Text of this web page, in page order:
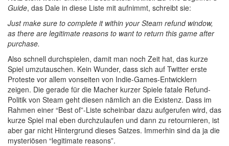
Guide, das Dale in diese Liste mit aufnimmt, schreibt sie:
Just make sure to complete it within your Steam refund window,
as there are legitimate reasons to want to return this game after
purchase.
Also schnell durchspielen, damit man noch Zeit hat, das kurze
Spiel umzutauschen. Kein Wunder, dass sich auf Twitter erste
Proteste vor allem vonseiten von Indie-Games-Entwicklern
zeigen. Die gerade für die Macher kurzer Spiele fatale Refund-
Politik von Steam geht diesen nämlich an die Existenz. Dass im
Rahmen einer “Best of”-Liste scheinbar dazu aufgerufen wird, das
kurze Spiel mal eben durchzulaufen und dann zu retournieren, ist
aber gar nicht Hintergrund dieses Satzes. Immerhin sind da ja die
mysteriösen “legitimate reasons”.